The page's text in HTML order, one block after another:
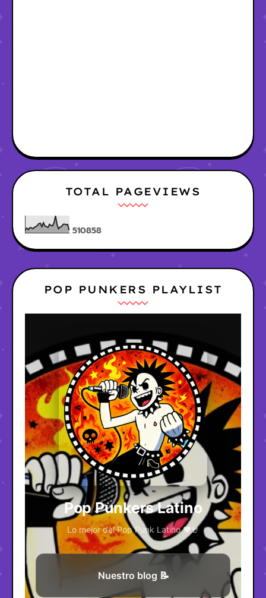
TOTAL PAGEVIEWS
510858
POP PUNKERS PLAYLIST